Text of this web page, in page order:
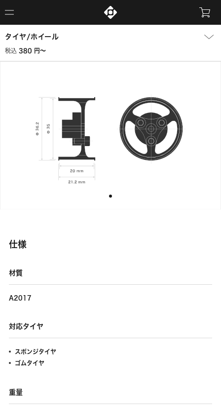
タイヤ/ホイール
税込 380 円〜
仕様
材質
A2017
対応タイヤ
スポンジタイヤ
ゴムタイヤ
重量